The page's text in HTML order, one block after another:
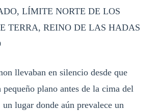
LÍMITE NORTE DE LOS
TERRA, REINO DE LAS HADAS
llevaban en silencio desde que
plano antes de la cima del
un lugar donde aún prevalece un